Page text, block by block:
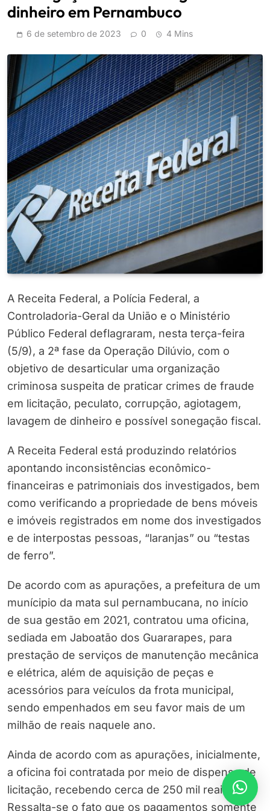
dinheiro em Pernambuco
6 de setembro de 2023 0 4 Mins
A Receita Federal, a Polícia Federal, a
Controladoria-Geral da União e o Ministério
Público Federal deflagraram, nesta terça-feira
(5/9), a 2ª fase da Operação Dilúvio, com o
objetivo de desarticular uma organização
criminosa suspeita de praticar crimes de fraude
em licitação, peculato, corrupção, agiotagem,
lavagem de dinheiro e possível sonegação fiscal.
A Receita Federal está produzindo relatórios
apontando inconsistências econômico-
financeiras e patrimoniais dos investigados, bem
como verificando a propriedade de bens móveis
e imóveis registrados em nome dos investigados
e de interpostas pessoas, “laranjas” ou “testas
de ferro”.
De acordo com as apurações, a prefeitura de um
munícipio da mata sul pernambucana, no início
de sua gestão em 2021, contratou uma oficina,
sediada em Jaboatão dos Guararapes, para
prestação de serviços de manutenção mecânica
e elétrica, além de aquisição de peças e
acessórios para veículos da frota municipal,
sendo empenhados em seu favor mais de um
milhão de reais naquele ano.
Ainda de acordo com as apurações, inicialmente,
a oficina foi contratada por meio de dispensa de
licitação, recebendo cerca de 250 mil reais.
Ressalta-se o fato que os pagamentos somente